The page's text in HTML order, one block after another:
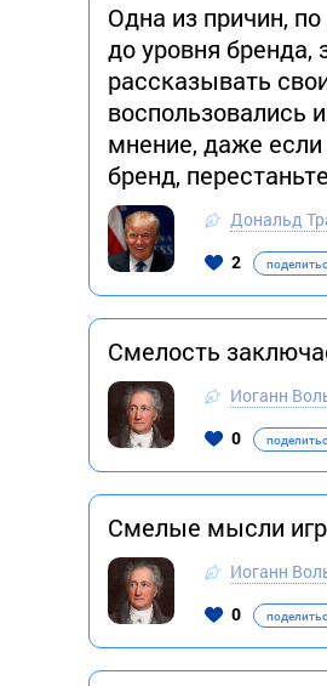
Одна из причин,
до уровня бренда,
рассказывать
воспользовались
мнение, даже если
бренд,
Дональд
2
Смелость
Иоганн
0
Смелые мысли
Иоганн
0